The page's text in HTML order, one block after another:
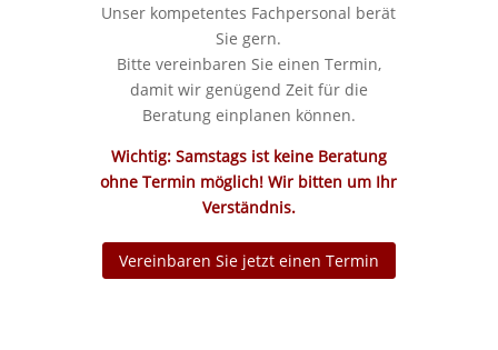
Unser kompetentes Fachpersonal berät
Sie gern.
Bitte vereinbaren Sie einen Termin,
damit wir genügend Zeit für die
Beratung einplanen können.
Wichtig: Samstags ist keine Beratung
ohne Termin möglich! Wir bitten um Ihr
Verständnis.
Vereinbaren Sie jetzt einen Termin